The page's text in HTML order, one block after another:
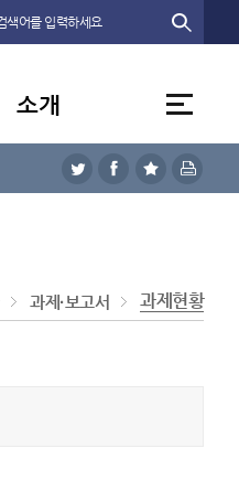
소개
과제·보고서 과제현황